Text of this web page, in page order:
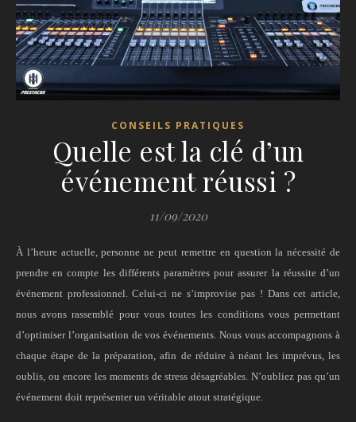
CONSEILS PRATIQUES
Quelle est la clé d’un
événement réussi ?
11/09/2020
À l’heure actuelle, personne ne peut remettre en question la nécessité de
prendre en compte les différents paramètres pour assurer la réussite d’un
événement professionnel. Celui-ci ne s’improvise pas ! Dans cet article,
nous avons rassemblé pour vous toutes les conditions vous permettant
d’optimiser l’organisation de vos événements. Nous vous accompagnons à
chaque étape de la préparation, afin de réduire à néant les imprévus, les
oublis, ou encore les moments de stress désagréables. N’oubliez pas qu’un
événement doit représenter un véritable atout stratégique.